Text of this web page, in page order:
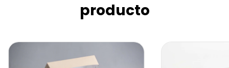
producto